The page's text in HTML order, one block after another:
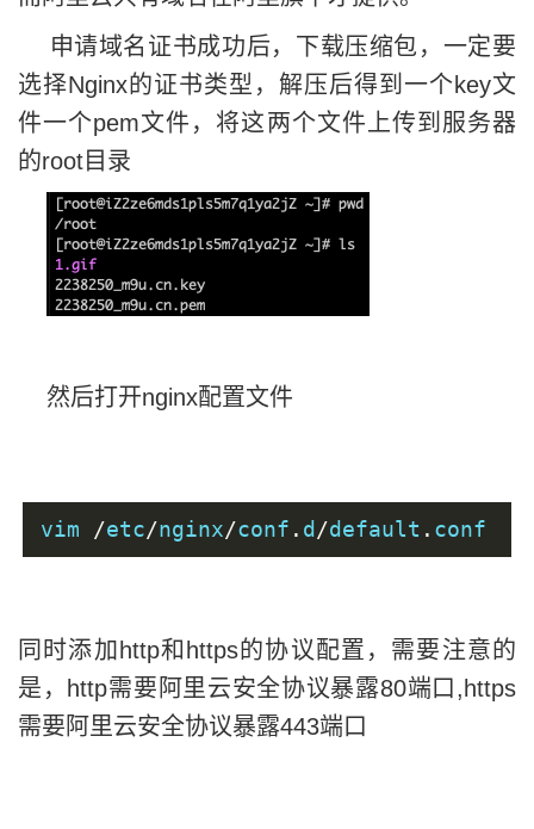
申请域名证书成功后，下载压缩包，一定要
选择Nginx的证书类型，解压后得到一个key文
件一个pem文件，将这两个文件上传到服务器
的root目录
然后打开nginx配置文件
vim /etc/nginx/conf . d /default . conf
同时添加http和https的协议配置，需要注意的
是，http需要阿里云安全协议暴露80端口,https
需要阿里云安全协议暴露443端口